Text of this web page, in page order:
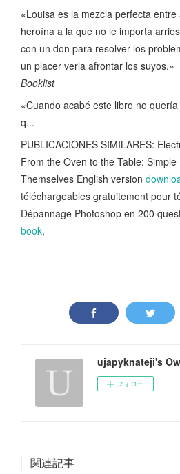
«Louisa es la mezcla perfecta
heroína a la que no le importa
con un don para resolver los
un placer verla afrontar los suyos.»
Booklist
«Cuando acabé este libro no
q...
PUBLICACIONES SIMILARES:
From the Oven to the Table:
Themselves English version
téléchargeables gratuitement pour
Dépannage Photoshop en 200
book,
ujapyknateji's
フォロー
関連記事